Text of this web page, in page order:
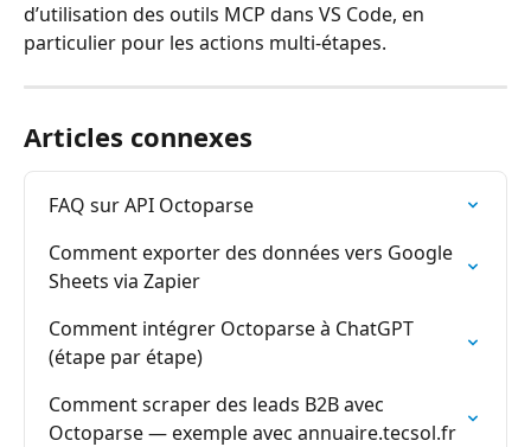
d’utilisation des outils MCP dans VS Code, en
particulier pour les actions multi-étapes.
Articles connexes
FAQ sur API Octoparse
Comment exporter des données vers Google
Sheets via Zapier
Comment intégrer Octoparse à ChatGPT
(étape par étape)
Comment scraper des leads B2B avec
Octoparse — exemple avec annuaire.tecsol.fr